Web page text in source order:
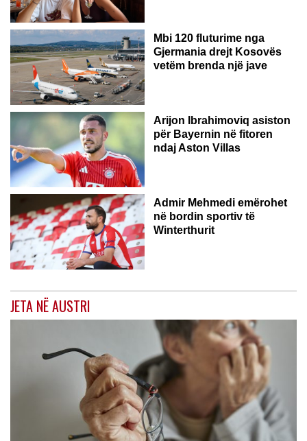
Mbi 120 fluturime nga
Gjermania drejt Kosovës
vetëm brenda një jave
Arijon Ibrahimoviq asiston
për Bayernin në fitoren
ndaj Aston Villas
ZVICËR
Admir Mehmedi emërohet
në bordin sportiv të
Winterthurit
JETA NË AUSTRI